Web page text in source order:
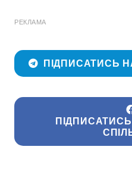
РЕКЛАМА
ПІДПИСАТИСЬ
ПІДПИСАТИСЬ